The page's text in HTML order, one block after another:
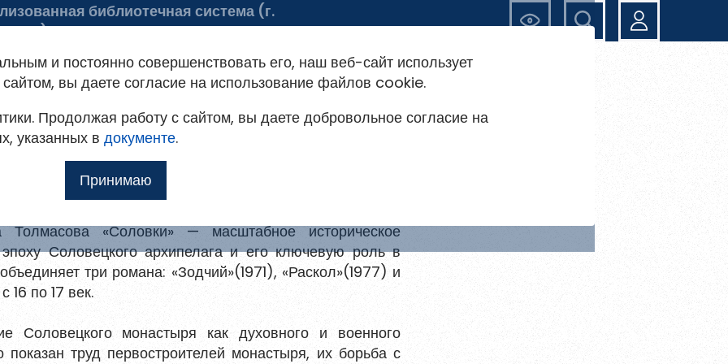
библиотечная система (г.
Ещё
«Соловки»
Толмасова «Соловки» — масштабное историческое
Соловецкого архипелага и его ключевую роль в
три романа: «Зодчий»(1971), «Раскол»(1977) и
16 по 17 век.
Соловецкого монастыря как духовного и военного
труд первостроителей монастыря, их борьба с
и постоянно совершенствовать его, наш веб-сайт использует
вы даете согласие на использование файлов cookie.
Продолжая работу с сайтом, вы даете добровольное согласие на
указанных в документе.
Принимаю
на портале
доступ к методическим рекомендациям,
и другим полнотекстовым документам, а